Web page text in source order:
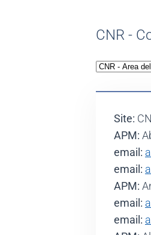
CNR -
Site:
APM:
email:
email:
APM:
email:
email: